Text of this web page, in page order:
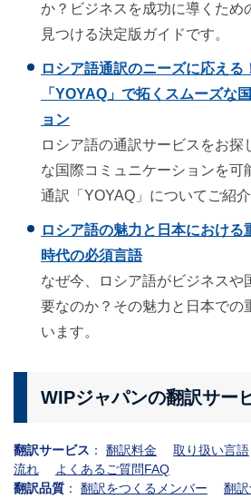
か？ビジネスを成功に導くため
見つける決定版ガイドです。
ロシア語通訳のニーズに応える
「YOYAQ」で拓くスムーズな
ョン
ロシア語の通訳サービスをお探
な国際コミュニケーションを可
通訳「YOYAQ」についてご紹介
ロシア語の魅力と日本における
時代の必須言語
なぜ今、ロシア語がビジネスや
要なのか？その魅力と日本での
います。
WIPジャパンの翻訳サー
翻訳サービス ： 翻訳料金 取り扱い言語
流れ
よくあるご質問FAQ
翻訳品質 ： 翻訳をつくるメンバー
翻